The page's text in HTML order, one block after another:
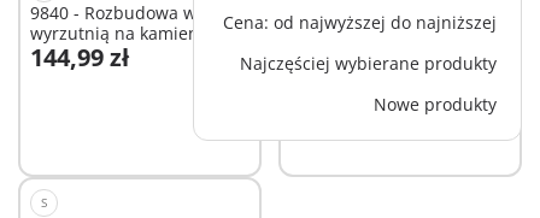
Cena: od najwyższej do najniższej
Najczęściej wybierane produkty
Nowe produkty
9840 - Rozbudowa wieży z
wyrzutnią na kamienie
Dużego zamku Novelmore
144,99 zł
Dodaj do koszyka
71092 - Quad policyjny
47,99 zł
Dodaj do koszyka
S